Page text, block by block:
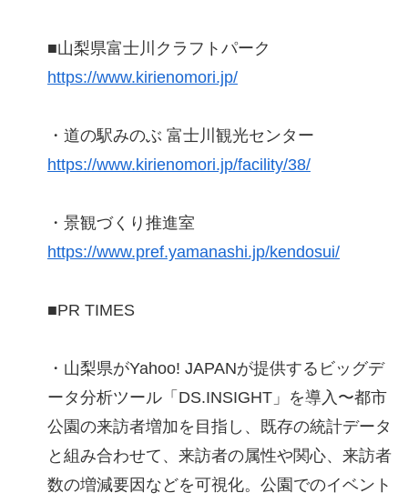
■山梨県富士川クラフトパーク
https://www.kirienomori.jp/
・道の駅みのぶ 富士川観光センター
https://www.kirienomori.jp/facility/38/
・景観づくり推進室
https://www.pref.yamanashi.jp/kendosui/
■PR TIMES
・山梨県がYahoo! JAPANが提供するビッグデ
ータ分析ツール「DS.INSIGHT」を導入〜都市
公園の来訪者増加を目指し、既存の統計データ
と組み合わせて、来訪者の属性や関心、来訪者
数の増減要因などを可視化。公園でのイベント